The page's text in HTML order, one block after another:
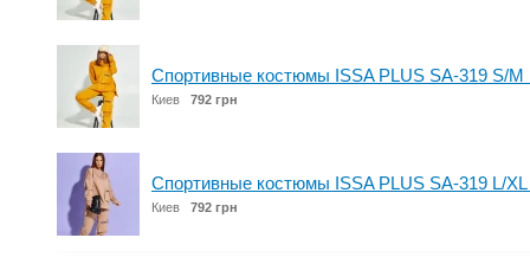
Спортивные костюмы ISSA PLUS SA-319 S/M
Киев 792 грн
Спортивные костюмы ISSA PLUS SA-319 L/
Киев 792 грн